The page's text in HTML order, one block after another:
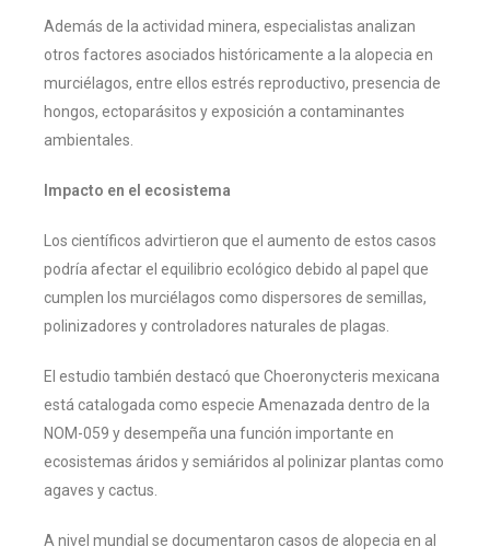
Además de la actividad minera, especialistas analizan
otros factores asociados históricamente a la alopecia en
murciélagos, entre ellos estrés reproductivo, presencia de
hongos, ectoparásitos y exposición a contaminantes
ambientales.
Impacto en el ecosistema
Los científicos advirtieron que el aumento de estos casos
podría afectar el equilibrio ecológico debido al papel que
cumplen los murciélagos como dispersores de semillas,
polinizadores y controladores naturales de plagas.
El estudio también destacó que Choeronycteris mexicana
está catalogada como especie Amenazada dentro de la
NOM-059 y desempeña una función importante en
ecosistemas áridos y semiáridos al polinizar plantas como
agaves y cactus.
A nivel mundial se documentaron casos de alopecia en al